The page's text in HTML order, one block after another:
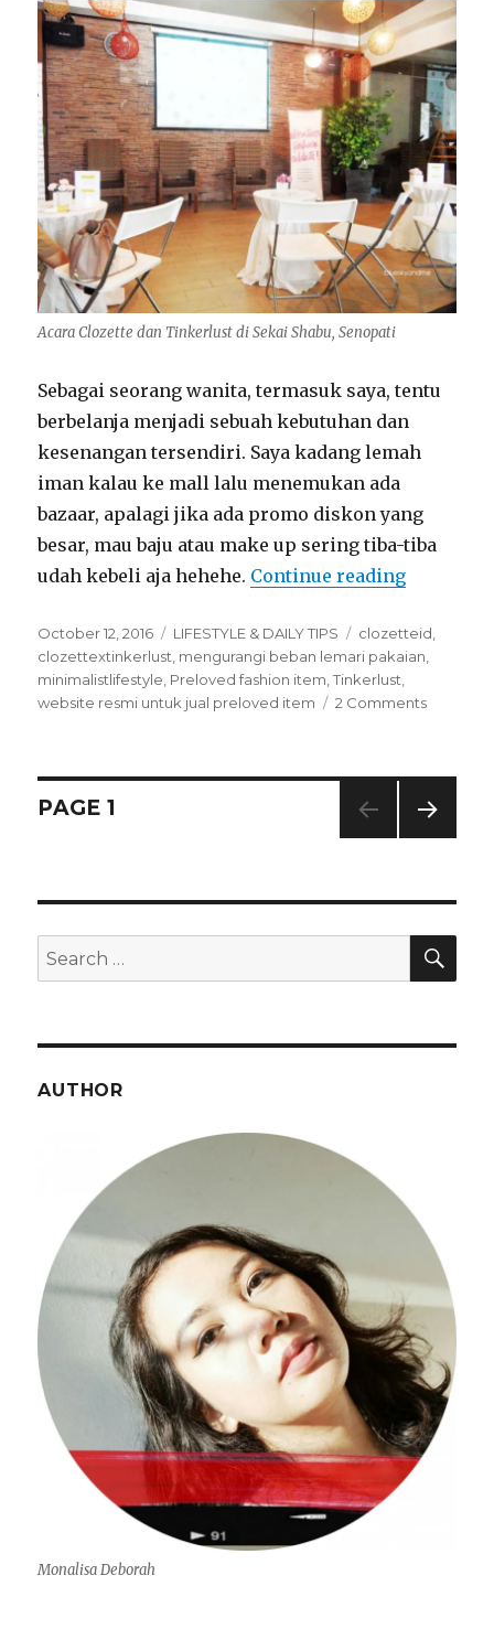
Acara Clozette dan Tinkerlust di Sekai Shabu, Senopati
Sebagai seorang wanita, termasuk saya, tentu
berbelanja menjadi sebuah kebutuhan dan
kesenangan tersendiri. Saya kadang lemah
iman kalau ke mall lalu menemukan ada
bazaar, apalagi jika ada promo diskon yang
besar, mau baju atau make up sering tiba-tiba
udah kebeli aja hehehe. Continue reading
Posted
on
October 12, 2016 Categories
LIFESTYLE & DAILY TIPS Tags
clozetteid
clozettextinkerlust mengurangi beban lemari pakaian
minimalistlifestyle Preloved fashion item ,Tinkerlust
website resmi untuk jual preloved item
2 Comments
bersama
Posts
PAGE 1
Search
for:
AUTHOR
Monalisa Deborah